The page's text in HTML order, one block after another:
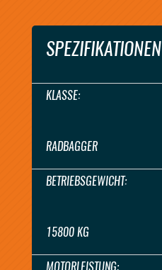
SPEZIFIKATIONEN
KLASSE:
RADBAGGER
BETRIEBSGEWICHT:
15800 KG
MOTORLEISTUNG: